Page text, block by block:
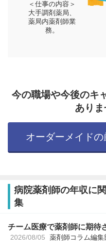
＜仕事の内容＞
大手調剤薬局、
薬局内薬剤師業
務。
今の職場や今後のキ
ありま
オーダーメイド
病院薬剤師の年収に
集
チーム医療で薬剤師に期待
2026/08/05 薬剤師コラム編集